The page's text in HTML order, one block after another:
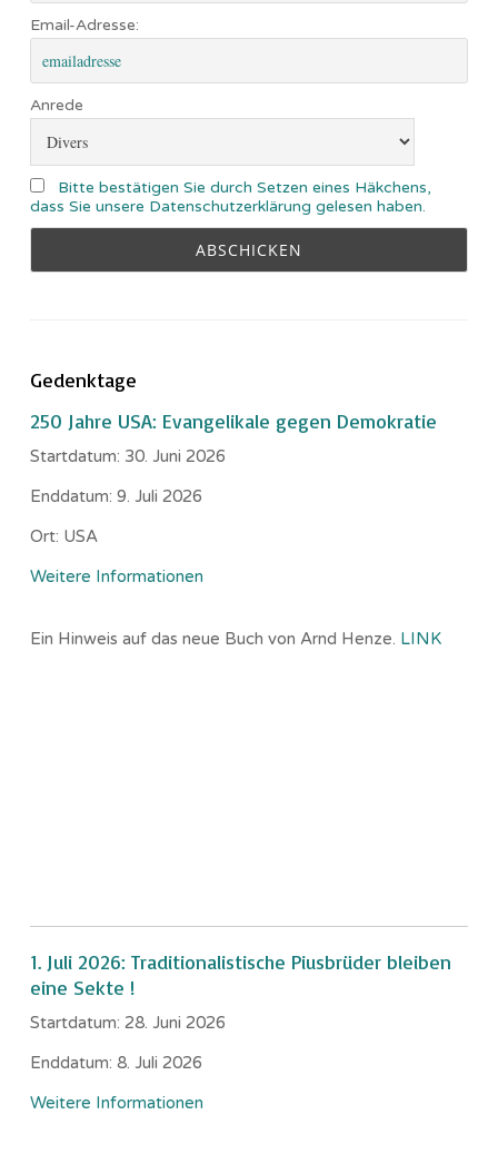
Email-Adresse:
Anrede
Bitte bestätigen Sie durch Setzen eines Häkchens,
dass Sie unsere Datenschutzerklärung gelesen haben.
Gedenktage
250 Jahre USA: Evangelikale gegen Demokratie
Startdatum: 30. Juni 2026
Enddatum: 9. Juli 2026
Ort: USA
Weitere Informationen
Ein Hinweis auf das neue Buch von Arnd Henze. LINK
1. Juli 2026: Traditionalistische Piusbrüder bleiben
eine Sekte !
Startdatum: 28. Juni 2026
Enddatum: 8. Juli 2026
Weitere Informationen